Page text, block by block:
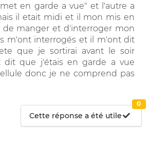
en garde a vue" et l'autre a
il etait midi et il mon mis en
manger et d'interroger mon
m'ont interrogés et il m'ont dit
que je sortirai avant le soir
dit que j'étais en garde a vue
donc je ne comprend pas
Cette réponse a été utile
0